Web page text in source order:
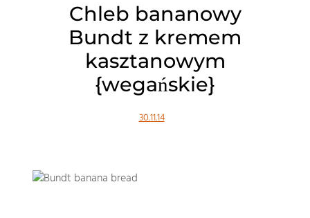
Chleb bananowy
Bundt z kremem
kasztanowym
{wegańskie}
30.11.14